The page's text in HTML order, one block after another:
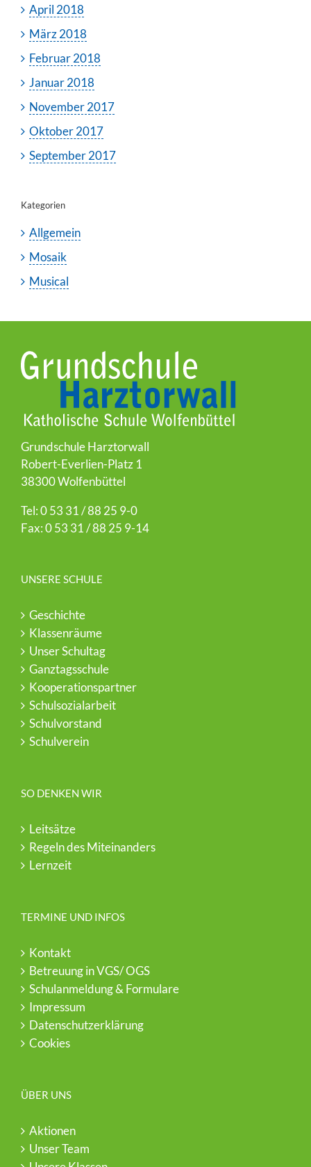
April 2018
März 2018
Februar 2018
Januar 2018
November 2017
Oktober 2017
September 2017
Kategorien
Allgemein
Mosaik
Musical
Grundschule Harztorwall
Robert-Everlien-Platz 1
38300 Wolfenbüttel
Tel: 0 53 31 / 88 25 9-0
Fax: 0 53 31 / 88 25 9-14
UNSERE SCHULE
Geschichte
Klassenräume
Unser Schultag
Ganztagsschule
Kooperationspartner
Schulsozialarbeit
Schulvorstand
Schulverein
SO DENKEN WIR
Leitsätze
Regeln des Miteinanders
Lernzeit
TERMINE UND INFOS
Kontakt
Betreuung in VGS/ OGS
Schulanmeldung & Formulare
Impressum
Datenschutzerklärung
Cookies
ÜBER UNS
Aktionen
Unser Team